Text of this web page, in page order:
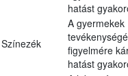
hatást
Színezék
A gyermekek
figyelmére
hatást